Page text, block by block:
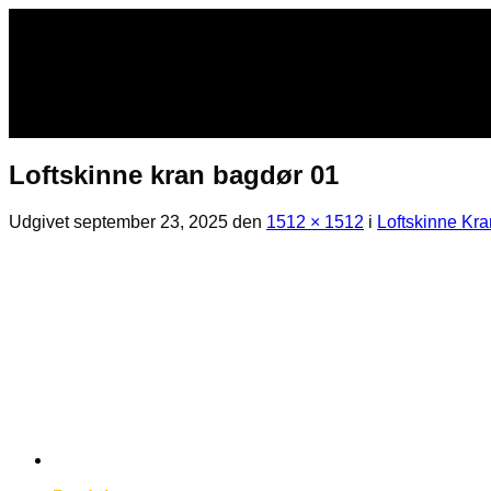
Loftskinne kran bagdør 01
Udgivetseptember 23, 2025 den 1512 × 1512 i Loftskinne